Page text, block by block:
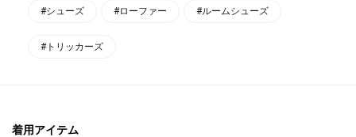
#シューズ #ローファー #ルームシューズ
#トリッカーズ
着用アイテム